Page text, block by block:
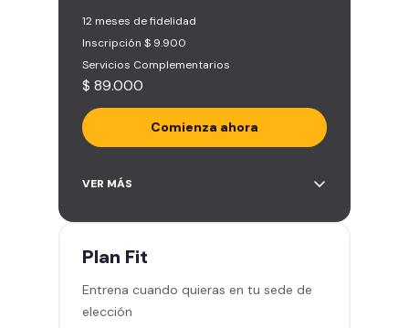
12 meses de fidelidad
Inscripción $ 9.900
Servicios Complementarios
$ 89.000
Comienza ahora
Acceso ilimitado a más de 2.000
Derecho a traer un invitado 5
Smart Spa (Relájate en los sillones
de masajes)
Descuentos especiales en marcas
VER MÁS
Plan Fit
Entrena cuando quieras en tu sede de
elección